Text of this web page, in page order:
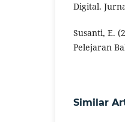
Digital.
Susanti, E.
Pelejaran
Similar